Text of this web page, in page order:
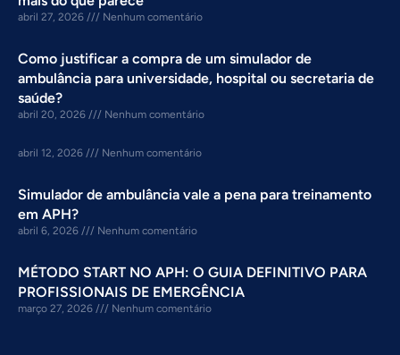
abril 27, 2026 Nenhum comentário
Como justificar a compra de um simulador de
ambulância para universidade, hospital ou secretaria de
saúde?
abril 20, 2026 Nenhum comentário
abril 12, 2026 Nenhum comentário
Simulador de ambulância vale a pena para treinamento
em APH?
abril 6, 2026 Nenhum comentário
MÉTODO START NO APH: O GUIA DEFINITIVO PARA
PROFISSIONAIS DE EMERGÊNCIA
março 27, 2026 Nenhum comentário